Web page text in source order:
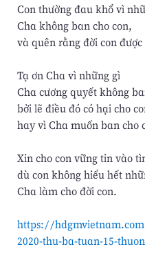
Con thường đau khổ vì
Cha không ban cho con,
và quên rằng đời con
Tạ ơn Cha vì những gì
Cha cương quyết không
bởi lẽ điều đó có hại cho
hay vì Cha muốn ban cho
Xin cho con vững tin vào
dù con không hiểu hết
Cha làm cho đời con.
https://
2020-thu-ba-tuan-15-